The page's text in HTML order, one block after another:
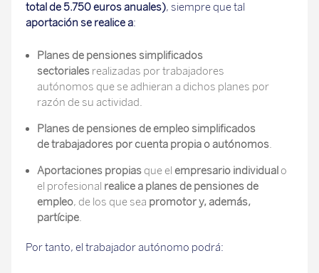
total de 5.750 euros anuales), siempre que tal
aportación se realice a:
Planes de pensiones simplificados
sectoriales realizadas por trabajadores
autónomos que se adhieran a dichos planes por
razón de su actividad.
Planes de pensiones de empleo simplificados
de trabajadores por cuenta propia o autónomos.
Aportaciones propias que el empresario individual o
el profesional realice a planes de pensiones de
empleo, de los que sea promotor y, además,
partícipe.
Por tanto, el trabajador autónomo podrá: